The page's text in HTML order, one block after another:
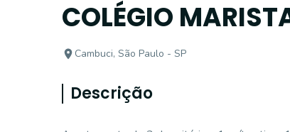
COLÉGIO
Cambuci, São Paulo - SP
Descrição